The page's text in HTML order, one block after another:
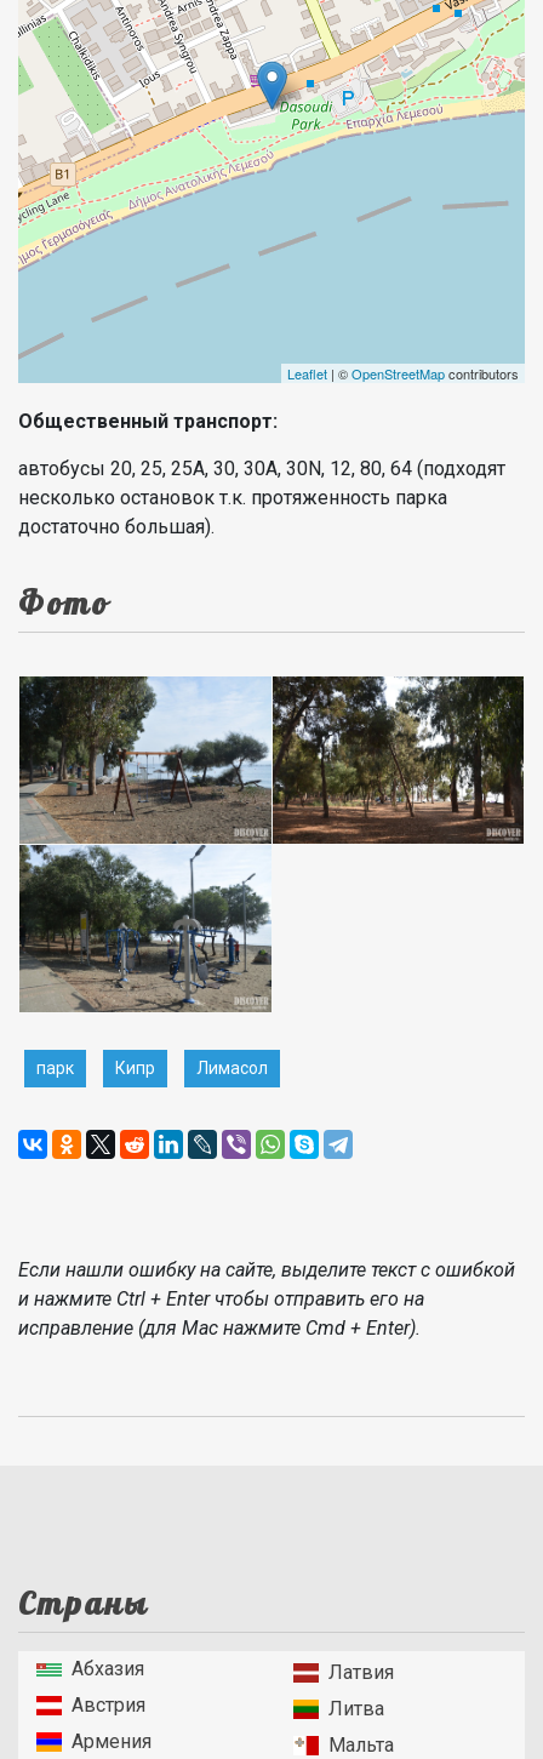
Leaflet | ©OpenStreetMapcontributors
Общественный транспорт:
автобусы 20, 25, 25A, 30, 30A, 30N, 12, 80, 64 (подходят
несколько остановок т.к. протяженность парка
достаточно большая).
Фото
парк Кипр Лимасол
Если нашли ошибку на сайте, выделите текст с ошибкой
и нажмите Ctrl + Enter чтобы отправить его на
исправление (для Mac нажмите Cmd + Enter).
Страны
Абхазия
Австрия
Армения
Латвия
Литва
Мальта